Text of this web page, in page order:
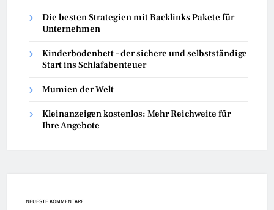
Die besten Strategien mit Backlinks Pakete für
Unternehmen
Kinderbodenbett – der sichere und selbstständige
Start ins Schlafabenteuer
Mumien der Welt
Kleinanzeigen kostenlos: Mehr Reichweite für
Ihre Angebote
NEUESTE KOMMENTARE